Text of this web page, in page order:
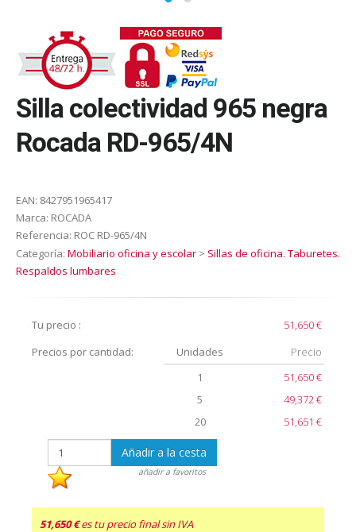
Silla colectividad 965 negra
Rocada RD-965/4N
EAN: 8427951965417
Marca: ROCADA
Referencia: ROC RD-965/4N
Categoría: Mobiliario oficina y escolar > Sillas de oficina. Taburetes.
Respaldos lumbares
Tu precio :
51,650 €
Precios por cantidad:
Unidades
Precio
1
51,650 €
5
49,372 €
20
51,651 €
Añadir a la cesta
añadir a favoritos
51,650 € es tu precio final sin IVA